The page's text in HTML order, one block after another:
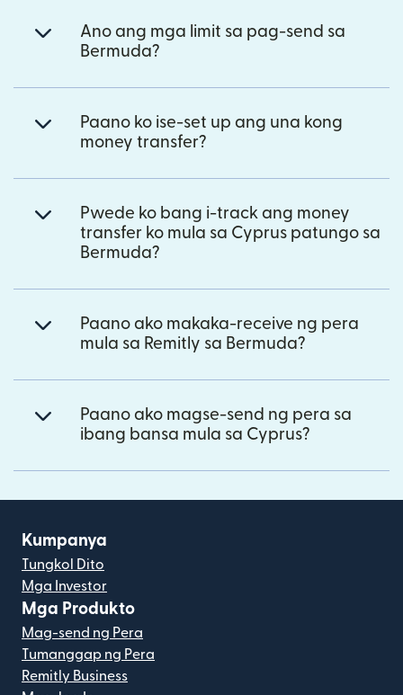
Ano ang mga limit sa pag-send sa
Bermuda?
Paano ko ise-set up ang una kong
money transfer?
Pwede ko bang i-track ang money
transfer ko mula sa Cyprus patungo sa
Bermuda?
Paano ako makaka-receive ng pera
mula sa Remitly sa Bermuda?
Paano ako magse-send ng pera sa
ibang bansa mula sa Cyprus?
Kumpanya
Tungkol Dito
Mga Investor
Mga Produkto
Mag-send ng Pera
Tumanggap ng Pera
Remitly Business